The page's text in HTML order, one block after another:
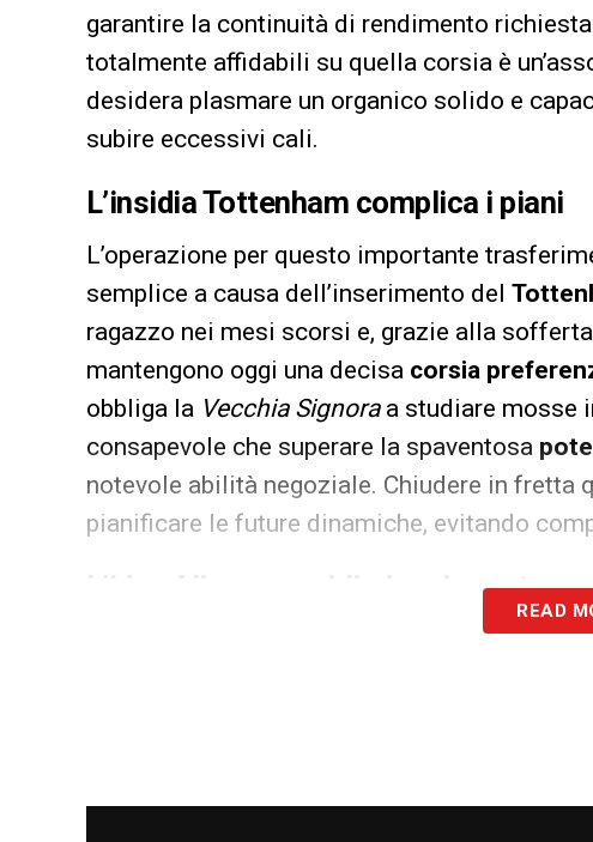
garantire la continuità di rendimento
totalmente affidabili su quella corsia è
desidera plasmare un organico solido e
subire eccessivi cali.
L’insidia Tottenham complica i piani
L’operazione per questo importante
semplice a causa dell’inserimento del
ragazzo nei mesi scorsi e, grazie alla sofferta
mantengono oggi una decisa corsia
obbliga la Vecchia Signoraa studiare mosse
consapevole che superare la spaventosa
notevole abilità negoziale. Chiudere in fretta
pianificare le future dinamiche, evitando
L’idea Alisson per blindare la porta
Le ambizioni del mercato bianconero non si
READ